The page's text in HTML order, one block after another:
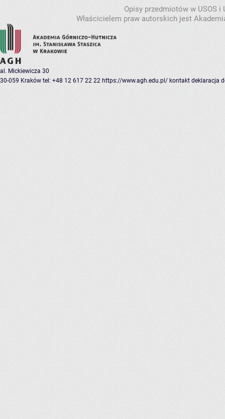
Opisy przedmiotów w USOS
Właścicielem praw autorskich jest
al. Mickiewicza 30
30-059 Kraków tel: +48 12 617 22 22 https://www.agh.edu.pl/ kontakt deklaracja